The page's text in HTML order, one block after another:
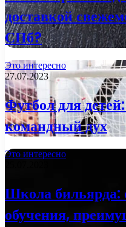
доставкой
СПб?
Это интересно
27.07.2023
Футбол для
командный дух
Это интересно
Школа бильярда:
обучения,